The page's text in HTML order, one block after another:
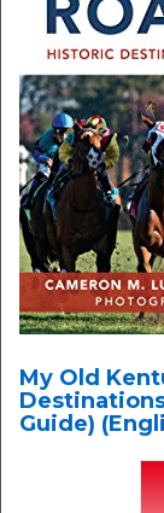
My Old
Guide)